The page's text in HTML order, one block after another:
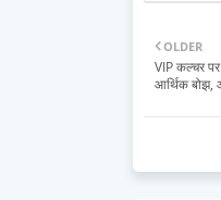
OLDER
VIP कल्चर
आर्थिक बोझ,